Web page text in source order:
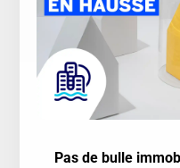
Pas de bulle